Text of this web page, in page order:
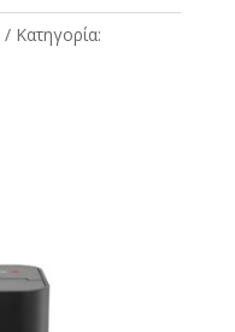
Κατηγορία: